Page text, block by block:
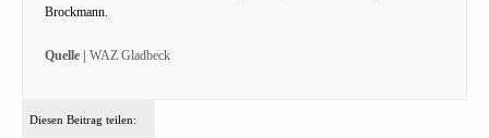
Brockmann.
Quelle | WAZ Gladbeck
Diesen Beitrag teilen: